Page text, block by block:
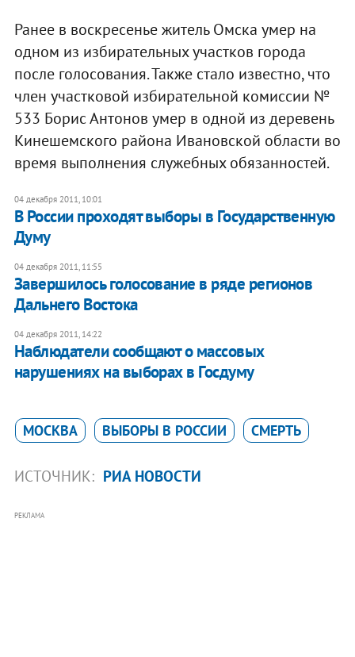
Ранее в воскресенье житель Омска умер на
одном из избирательных участков города
после голосования. Также стало известно, что
член участковой избирательной комиссии №
533 Борис Антонов умер в одной из деревень
Кинешемского района Ивановской области во
время выполнения служебных обязанностей.
04 декабря 2011, 10:01
В России проходят выборы в Государственную
Думу
04 декабря 2011, 11:55
​Завершилось голосование в ряде регионов
Дальнего Востока
04 декабря 2011, 14:22
Наблюдатели сообщают о массовых
нарушениях на выборах в Госдуму
МОСКВА ВЫБОРЫ В РОССИИ СМЕРТЬ
ИСТОЧНИК: РИА НОВОСТИ
РЕКЛАМА